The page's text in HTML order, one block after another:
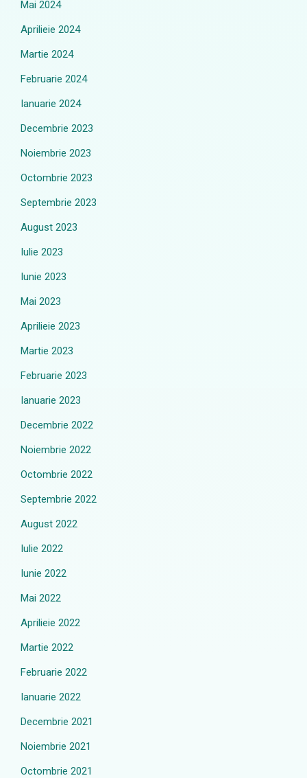
Mai 2024
Aprilieie 2024
Martie 2024
Februarie 2024
Ianuarie 2024
Decembrie 2023
Noiembrie 2023
Octombrie 2023
Septembrie 2023
August 2023
Iulie 2023
Iunie 2023
Mai 2023
Aprilieie 2023
Martie 2023
Februarie 2023
Ianuarie 2023
Decembrie 2022
Noiembrie 2022
Octombrie 2022
Septembrie 2022
August 2022
Iulie 2022
Iunie 2022
Mai 2022
Aprilieie 2022
Martie 2022
Februarie 2022
Ianuarie 2022
Decembrie 2021
Noiembrie 2021
Octombrie 2021